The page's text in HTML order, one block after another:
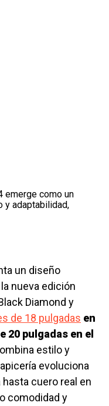
emerge como un
y adaptabilidad,
un diseño
nueva edición
Diamond y
de 18 pulgadas en
20 pulgadas en el
estilo y
evoluciona
cuero real en
comodidad y